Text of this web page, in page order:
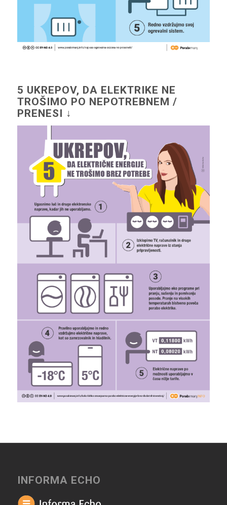
5 UKREPOV, DA ELEKTRIKE NE
TROŠIMO PO NEPOTREBNEM /
PRENESI ↓
INFORMA ECHO